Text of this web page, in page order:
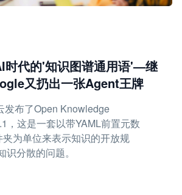
代的'知识图谱通用语'—继
又扔出一张Agent王牌
发布了Open Knowledge
，这是一套以带YAML前置元数
为单位来表示知识的开放规
分散的问题。